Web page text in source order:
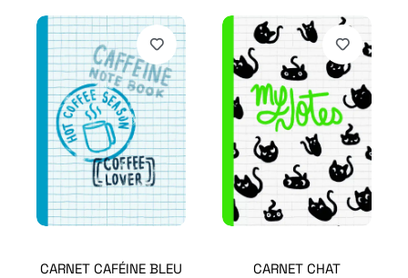
CARNET CAFÉINE BLEU CARNET CHAT